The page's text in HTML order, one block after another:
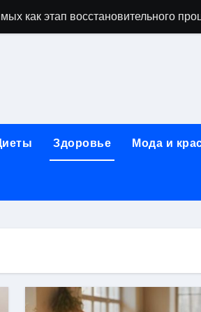
как этап восстановительного
полное руководство 2026
гипноз, вшивание,
наркозависимости с
Здоровье Мода и